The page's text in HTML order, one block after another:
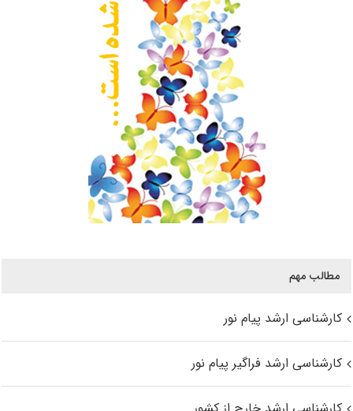
مطالب مهم
کارشناسی ارشد پیام نور
کارشناسی ارشد فراگیر پیام نور